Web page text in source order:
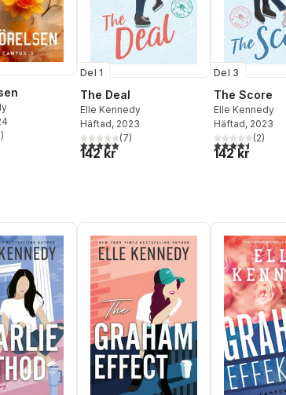
Totalt antal röster:
)
Del 1
The Deal
Elle Kennedy
Häftad, 2023
5,0utav 5 stjärnor. Totalt antal röster:
(7)
142 kr
Del 3
The Score
Elle Kennedy
Häftad, 2023
4,5utav 5(2)
142 kr